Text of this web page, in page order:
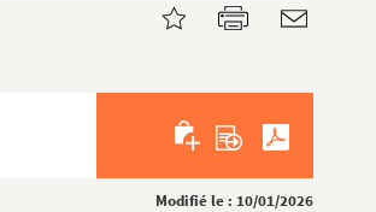
Modifié le : 10/01/2026